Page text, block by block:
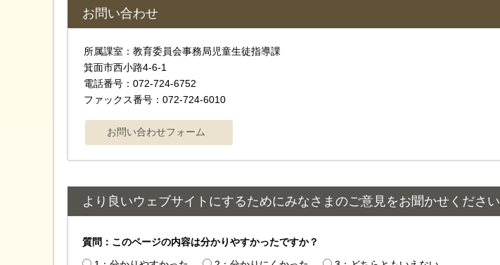
お問い合わせ
所属課室：教育委員会事務局児童生徒指導課
箕面市西小路4-6-1
電話番号：072-724-6752
ファックス番号：072-724-6010
より良いウェブサイトにするためにみなさまのご意見をお聞かせください
質問：このページの内容は分かりやすかったですか？